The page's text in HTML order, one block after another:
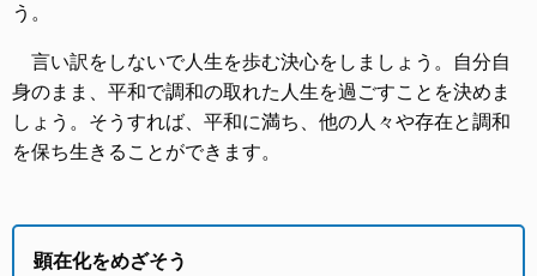
う。
言い訳をしないで人生を歩む決心をしましょう。自分自
身のまま、平和で調和の取れた人生を過ごすことを決めま
しょう。そうすれば、平和に満ち、他の人々や存在と調和
を保ち生きることができます。
顕在化をめざそう